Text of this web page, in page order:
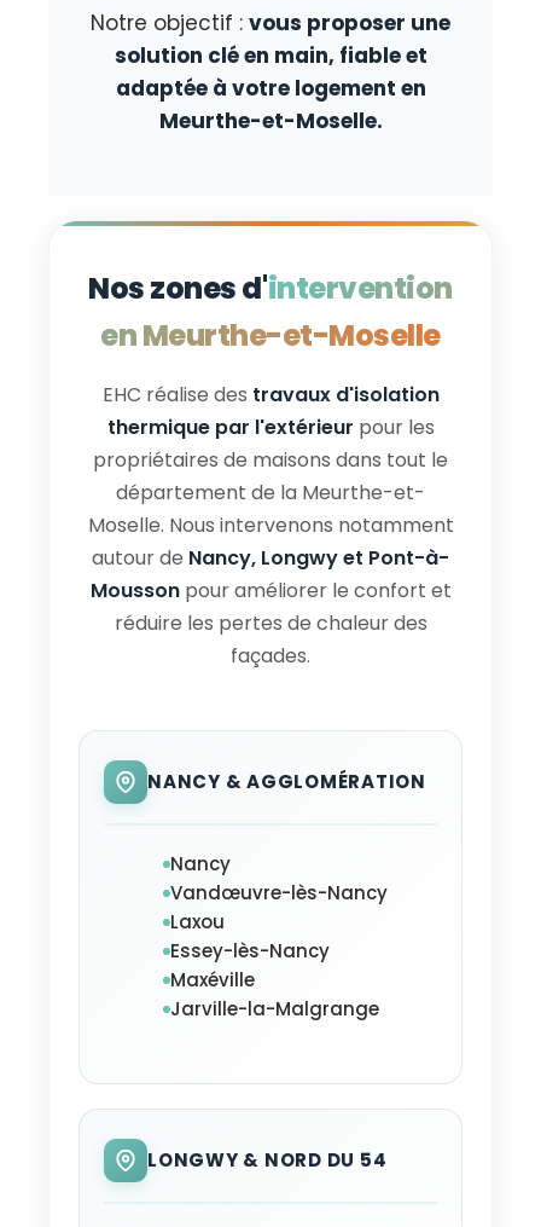
Notre objectif : vous proposer une
solution clé en main, fiable et
adaptée à votre logement en
Meurthe-et-Moselle.
Nos zones d'intervention
en Meurthe-et-Moselle
EHC réalise des travaux d'isolation
thermique par l'extérieur pour les
propriétaires de maisons dans tout le
département de la Meurthe-et-
Moselle. Nous intervenons notamment
autour de Nancy, Longwy et Pont-à-
Moussonpour améliorer le confort et
réduire les pertes de chaleur des
façades.
NANCY & AGGLOMÉRATION
Nancy
Vandœuvre-lès-Nancy
Laxou
Essey-lès-Nancy
Maxéville
Jarville-la-Malgrange
LONGWY & NORD DU 54